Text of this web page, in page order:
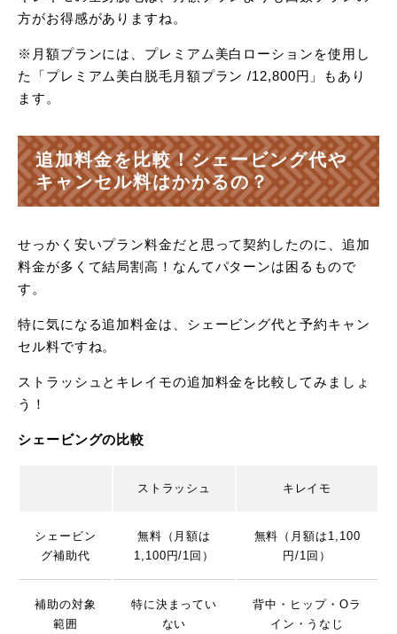
方がお得感がありますね。
※月額プランには、プレミアム美白ローションを使用し
た「プレミアム美白脱毛月額プラン /12,800円」もあり
ます。
追加料金を比較！シェービング代や
キャンセル料はかかるの？
せっかく安いプラン料金だと思って契約したのに、追加
料金が多くて結局割高！なんてパターンは困るもので
す。
特に気になる追加料金は、シェービング代と予約キャン
セル料ですね。
ストラッシュとキレイモの追加料金を比較してみましょ
う！
シェービングの比較
ストラッシュ キレイモ
シェービン
グ補助代
無料（月額は
1,100円/1回）
無料（月額は1,100
円/1回）
補助の対象
範囲
特に決まってい
ない
背中・ヒップ・Oラ
イン・うなじ